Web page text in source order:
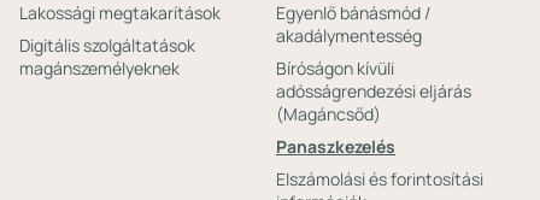
Lakossági megtakarítások
Digitális szolgáltatások
magánszemélyeknek
Egyenlő bánásmód /
akadálymentesség
Bíróságon kívüli
adósságrendezési eljárás
(Magáncsőd)
Panaszkezelés
Elszámolási és forintosítási